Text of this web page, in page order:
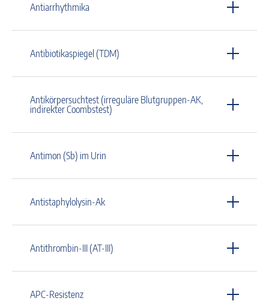
Antiarrhythmika
Antibiotikaspiegel (TDM)
Antikörpersuchtest (irreguläre Blutgruppen-AK,
indirekter Coombstest)
Antimon (Sb) im Urin
Antistaphylolysin-Ak
Antithrombin-III (AT-III)
APC-Resistenz